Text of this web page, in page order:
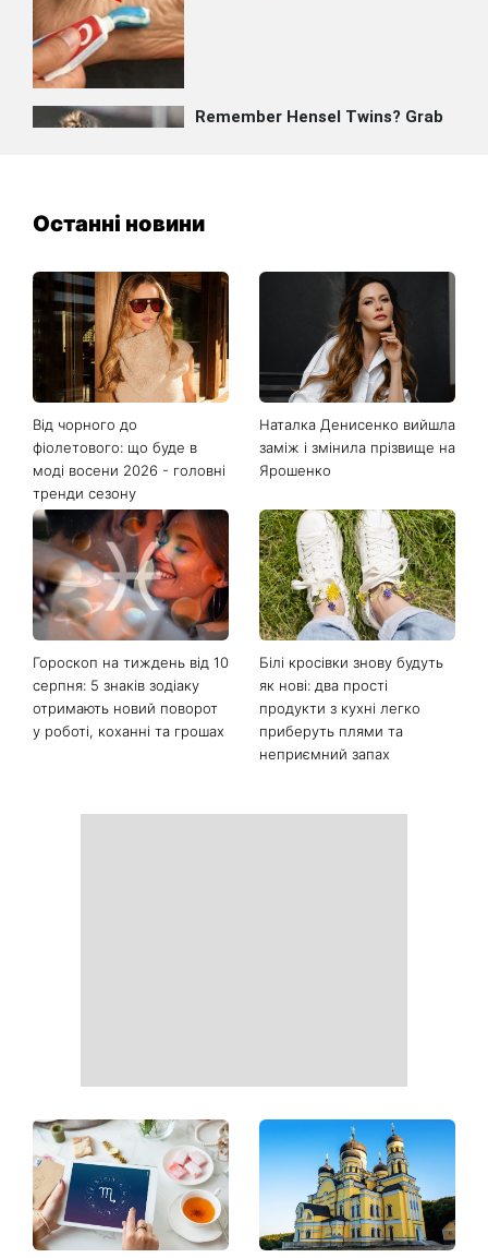
Останні новини
Від чорного до
фіолетового: що буде в
моді восени 2026 - головні
тренди сезону
Наталка Денисенко вийшла
заміж і змінила прізвище на
Ярошенко
Гороскоп на тиждень від 10
серпня: 5 знаків зодіаку
отримають новий поворот
у роботі, коханні та грошах
Білі кросівки знову будуть
як нові: два прості
продукти з кухні легко
приберуть плями та
неприємний запах